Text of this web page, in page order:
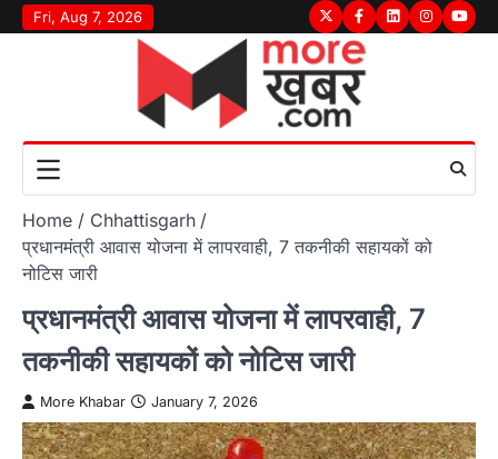
Skip
to
Fri, Aug 7, 2026 TwitterFacebook
LinkedInInstagram
Home
Chhattisgarh
प्रधानमंत्री आवास योजना में लापरवाही, 7 तकनीकी सहायकों को
नोटिस जारी
प्रधानमंत्री आवास योजना में लापरवाही, 7
तकनीकी सहायकों को नोटिस जारी
More Khabar January 7, 2026